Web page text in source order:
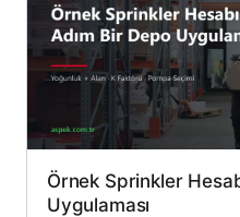
Örnek Sprinkler
Uygulaması